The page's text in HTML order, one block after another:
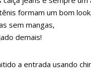
formam um bom
sem mangas,
demais!
a entrada usando